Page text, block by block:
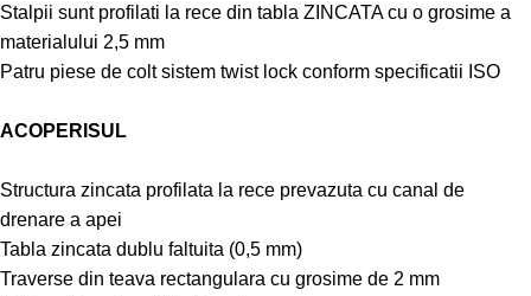
Stalpii sunt profilati la rece din tabla ZINCATA cu o grosime a
materialului 2,5 mm
Patru piese de colt sistem twist lock conform specificatii ISO
ACOPERISUL
Structura zincata profilata la rece prevazuta cu canal de
drenare a apei
Tabla zincata dublu faltuita (0,5 mm)
Traverse din teava rectangulara cu grosime de 2 mm